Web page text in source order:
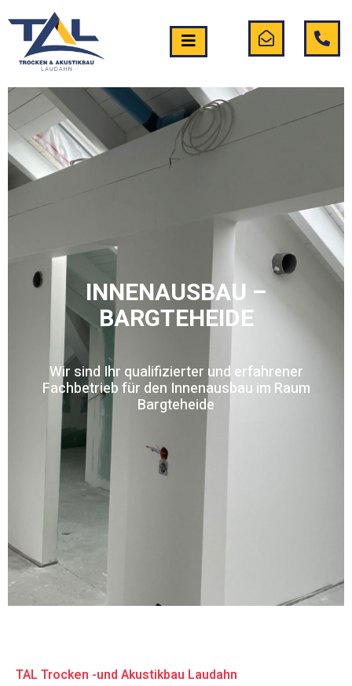
INNENAUSBAU –
BARGTEHEIDE
Wir sind Ihr qualifizierter und erfahrener
Fachbetrieb für den Innenausbau im Raum
Bargteheide
TAL Trocken -und Akustikbau Laudahn